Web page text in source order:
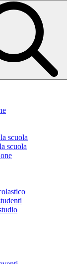
scuola
scuola